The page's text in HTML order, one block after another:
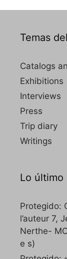
Temas
Catalogs
Exhibitions
Interviews
Press
Trip diary
Writings
Lo último
Protegido:
l’auteur 7,
Nerthe-
e s)